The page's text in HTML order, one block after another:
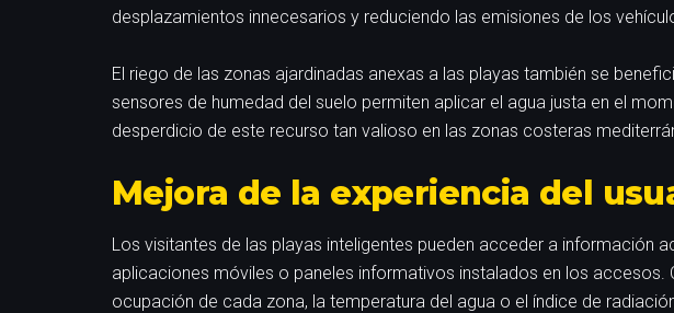
desplazamientos innecesarios y reduciendo las emisiones de los
El riego de las zonas ajardinadas anexas a las playas también se
sensores de humedad del suelo permiten aplicar el agua justa en el
desperdicio de este recurso tan valioso en las zonas costeras
Mejora de la experiencia del
Los visitantes de las playas inteligentes pueden acceder a información
aplicaciones móviles o paneles informativos instalados en los accesos.
ocupación de cada zona, la temperatura del agua o el índice de